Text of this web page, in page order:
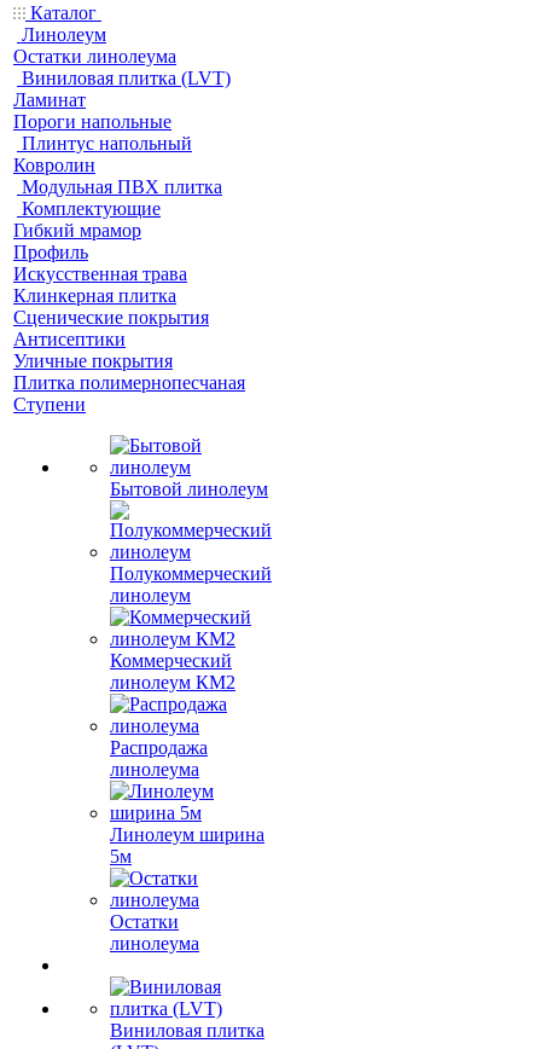
Каталог
Линолеум
Остатки линолеума
Виниловая плитка (LVT)
Ламинат
Пороги напольные
Плинтус напольный
Ковролин
Модульная ПВХ плитка
Комплектующие
Гибкий мрамор
Профиль
Искусственная трава
Клинкерная плитка
Сценические покрытия
Антисептики
Уличные покрытия
Плитка полимернопесчаная
Ступени
Бытовой линолеум
Полукоммерческий
линолеум
Коммерческий
линолеум КМ2
Распродажа
линолеума
Линолеум ширина
5м
Остатки
линолеума
Виниловая плитка